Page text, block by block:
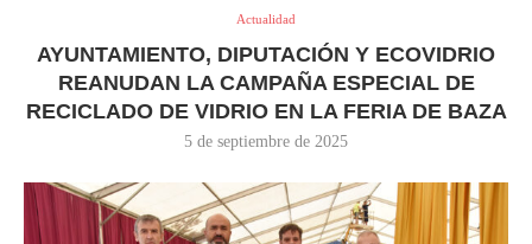
Actualidad
AYUNTAMIENTO, DIPUTACIÓN Y ECOVIDRIO
REANUDAN LA CAMPAÑA ESPECIAL DE
RECICLADO DE VIDRIO EN LA FERIA DE BAZA
5 de septiembre de 2025